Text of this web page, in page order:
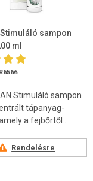
sampon
ml
Stimuláló sampon
tápanyag-
a fejbőrtől ...
Rendelésre